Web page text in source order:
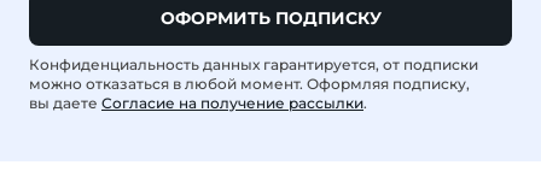
ОФОРМИТЬ ПОДПИСКУ
Конфиденциальность данных гарантируется, от подписки
можно отказаться в любой момент. Оформляя подписку,
вы даете Согласие на получение рассылки.